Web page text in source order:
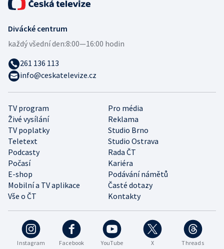
Instagram Facebook YouTube X Threads
TV program
Pro média
Živé vysílání
Reklama
TV poplatky
Studio Brno
Teletext
Studio Ostrava
Podcasty
Rada ČT
Počasí
Kariéra
E-shop
Podávání námětů
Mobilní a TV aplikace
Časté dotazy
Vše o ČT
Kontakty
Divácké centrum
každý všední den:8:00—16:00 hodin
261 136 113
info@ceskatelevize.cz